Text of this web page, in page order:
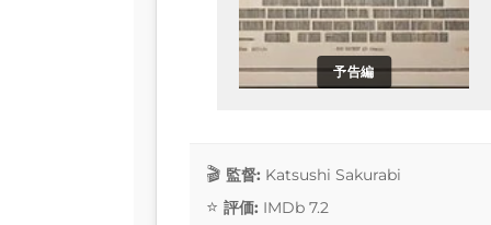
予告編
監督: Katsushi Sakurabi
評価: IMDb 7.2